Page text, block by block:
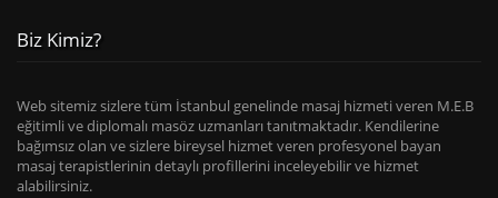
Biz Kimiz?
Web sitemiz sizlere tüm İstanbul genelinde masaj hizmeti veren M.E.B
eğitimli ve diplomalı masöz uzmanları tanıtmaktadır. Kendilerine
bağımsız olan ve sizlere bireysel hizmet veren profesyonel bayan
masaj terapistlerinin detaylı profillerini inceleyebilir ve hizmet
alabilirsiniz.